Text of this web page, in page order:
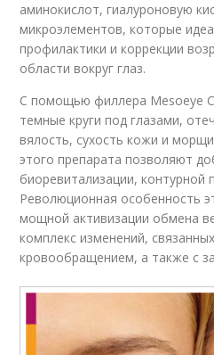
аминокислот, гиалуроновую
микроэлементов, которые
профилактики и коррекции
области вокруг глаз.
С помощью филлера Mesoeye
темные круги под глазами,
вялость, сухость кожи и
этого препарата позволяют
биоревитализации, контурной
Революционная особенность
мощной активизации обмена
комплекс изменений,
кровообращением, а также с